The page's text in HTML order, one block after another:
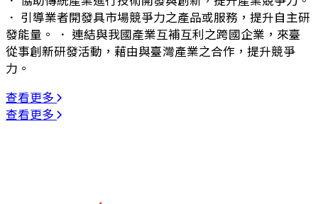
． 引導業者開發具市場競爭力之產品或服務，提升自主研
發能量。 ． 連結與我國產業互補互利之跨國企業，來臺
從事創新研發活動，藉由與臺灣產業之合作，提升競爭
力。
查看更多
查看更多